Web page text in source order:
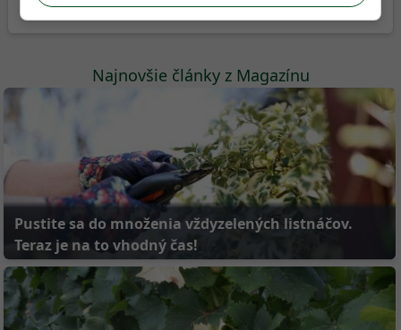
Pustite sa do množenia vždyzelených listnáčov.
Teraz je na to vhodný čas!